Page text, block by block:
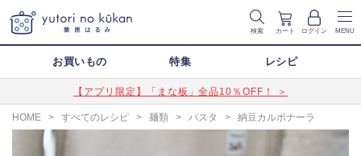
検索 カート ログイン MENU
お買いもの 特集 レシピ
【アプリ限定】「まな板」全品10％OFF！ ＞
HOME > すべてのレシピ > 麺類 > パスタ > 納豆カルボナーラ